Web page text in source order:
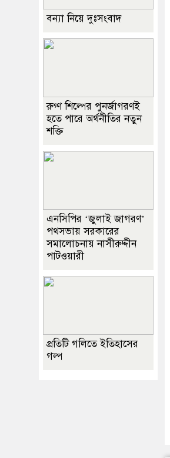
বন্যা নিয়ে দুঃসংবাদ
রুগ্ণ শিল্পের পুনর্জাগরণই
হতে পারে অর্থনীতির নতুন
শক্তি
এনসিপির ‘জুলাই জাগরণ’
পথসভায় সরকারের
সমালোচনায় নাসীরুদ্দীন
পাটওয়ারী
প্রতিটি গলিতে ইতিহাসের
গল্প